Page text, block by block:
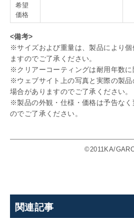
希望
価格
<備考>
※サイズおよび重量は、製品により個
ますのでご了承ください。
※クリアーコーティングは耐用年数に
※ウェブサイト上の写真と実際の製品
場合がありますのでご了承ください。
※製品の外観・仕様・価格は予告な
のでご了承ください。
©2011KA/
関連記事